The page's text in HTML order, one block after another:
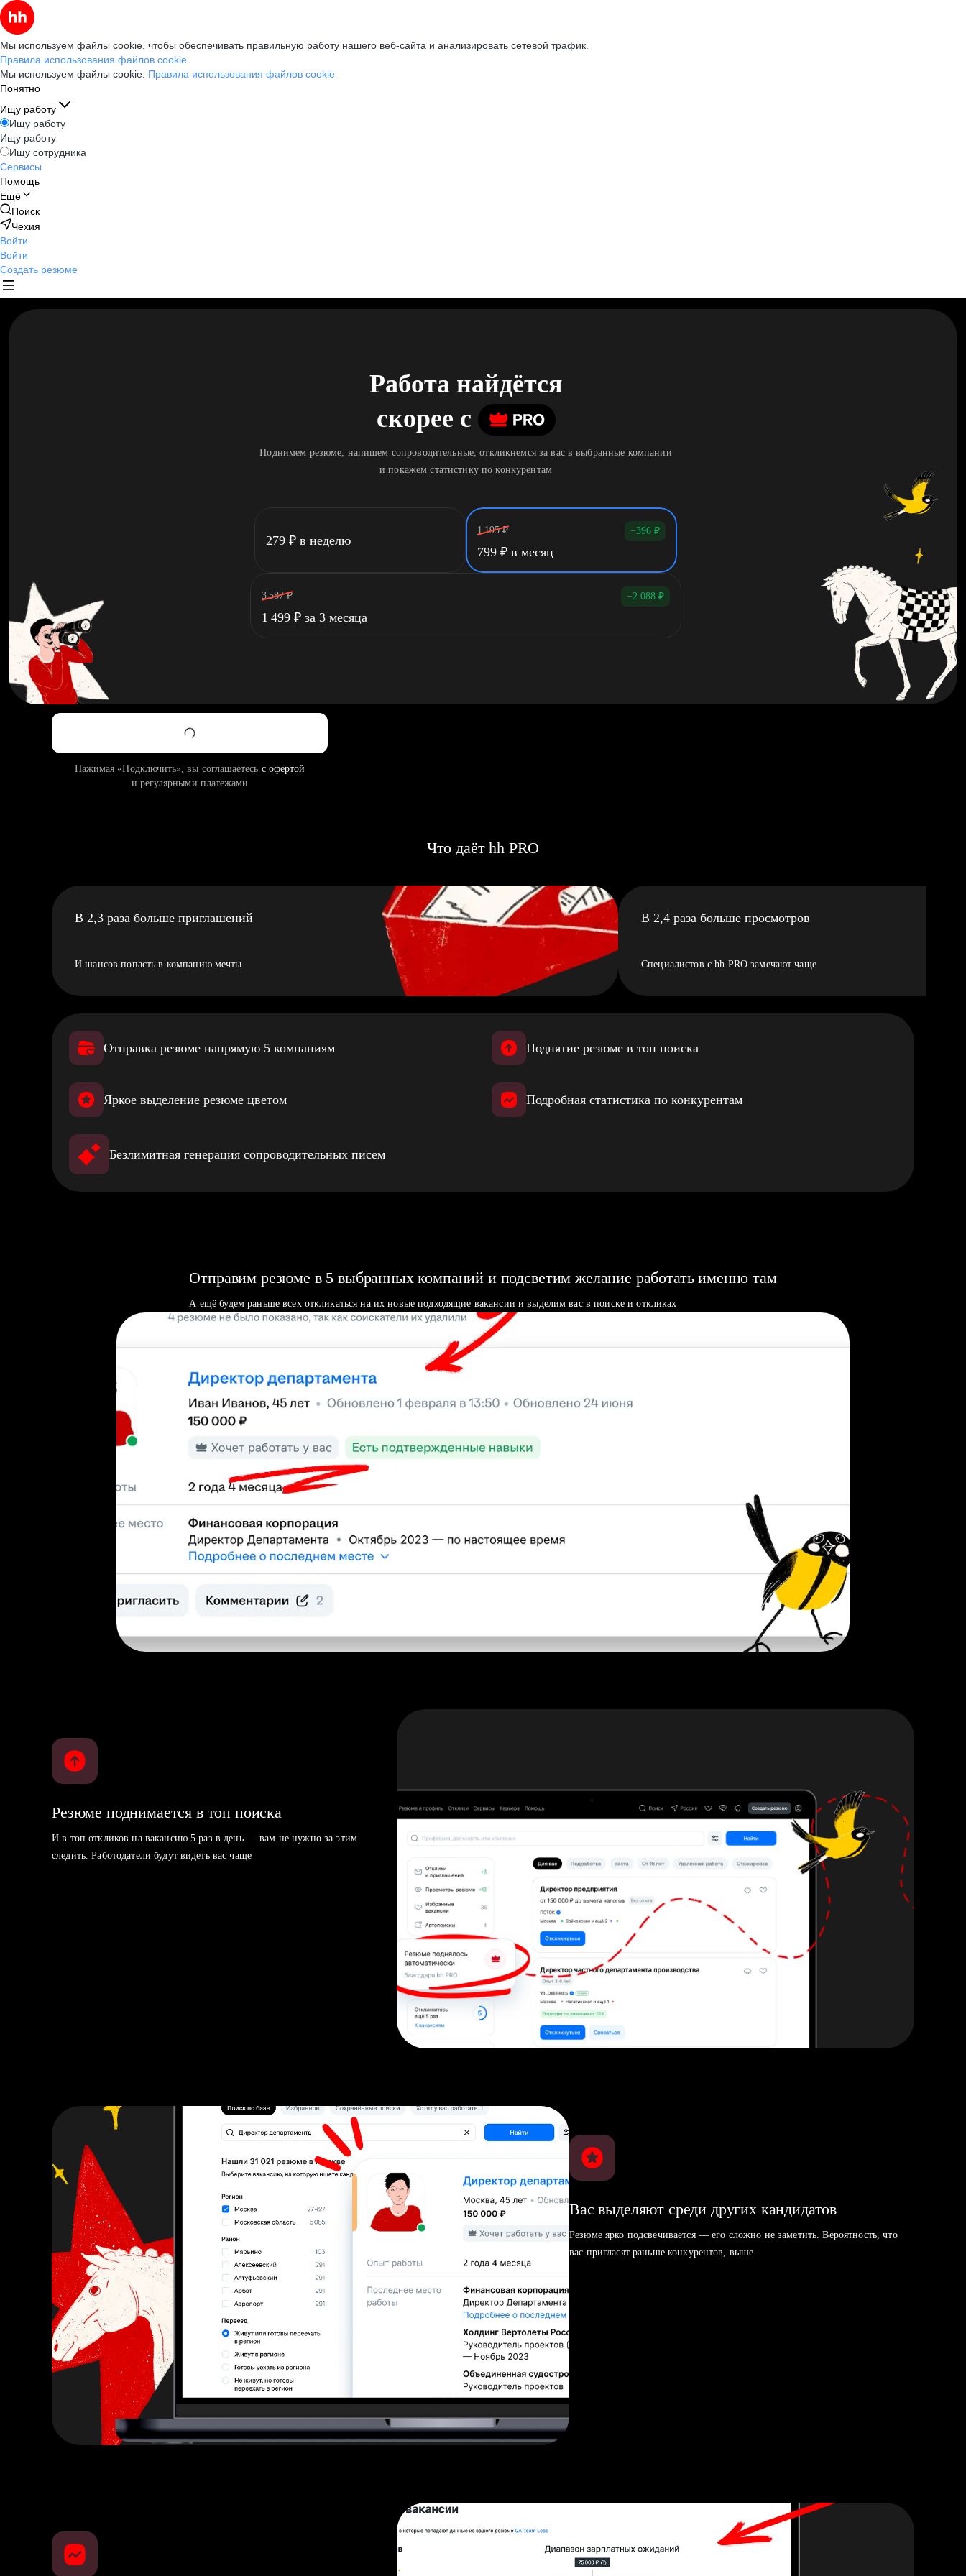
Мы используем файлы cookie, чтобы обеспечивать правильную работу нашего веб-сайта и анализировать сетевой трафик.
Правила использования файлов cookie
Мы используем файлы cookie. Правила использования файлов cookie
Понятно
Ищу работу
Ищу работу
Ищу работу
Ищу сотрудника
Сервисы
Помощь
Ещё
Поиск
Чехия
Войти
Войти
Создать резюме
Работа найдётся
скорее c
Поднимем резюме, напишем сопроводительные, откликнемся за вас в выбранные компании
и покажем статистику по конкурентам
279 ₽ в неделю
1 195 ₽ −396 ₽
799 ₽ в месяц
3 587 ₽ −2 088 ₽
1 499 ₽ за 3 месяца
Нажимая «Подключить», вы соглашаетесь с офертой
и регулярными платежами
Что даёт hh PRO
В 2,3 раза больше приглашений
И шансов попасть в компанию мечты
В 2,4 раза больше просмотров
Специалистов с hh PRO замечают чаще
Отправка резюме напрямую 5 компаниям Поднятие резюме в топ поиска
Яркое выделение резюме цветом Подробная статистика по конкурентам
Безлимитная генерация сопроводительных писем
Отправим резюме в 5 выбранных компаний и подсветим желание работать именно там
А ещё будем раньше всех откликаться на их новые подходящие вакансии и выделим вас в поиске и откликах
Резюме поднимается в топ поиска
И в топ откликов на вакансию 5 раз в день — вам не нужно за этим
следить. Работодатели будут видеть вас чаще
Вас выделяют среди других кандидатов
Резюме ярко подсвечивается — его сложно не заметить. Вероятность, что
вас пригласят раньше конкурентов, выше